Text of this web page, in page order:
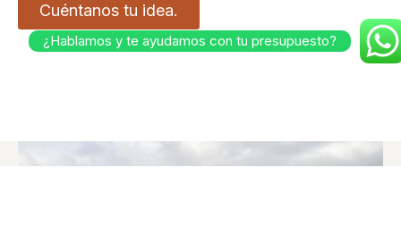
Cuéntanos tu idea.
¿Hablamos y te ayudamos con tu presupuesto?